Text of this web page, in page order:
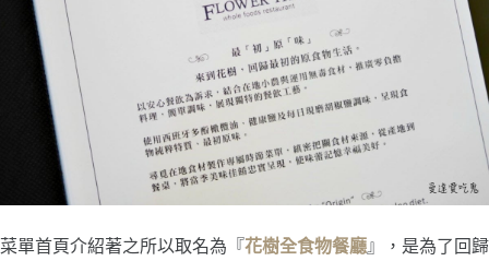
菜單首頁介紹著之所以取名為『花樹全食物餐廳』，是為了回歸